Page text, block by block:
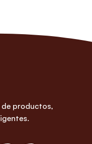
de productos,